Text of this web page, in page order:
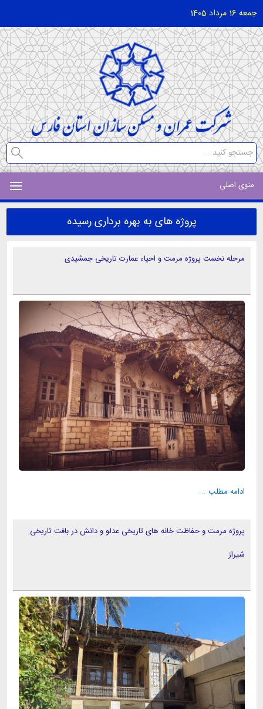
جمعه 16 مرداد 1405
منوی اصلی
پروژه های به بهره برداری رسیده
مرحله نخست پروژه مرمت و احیاء عمارت تاریخی جمشیدی
ادامه مطلب ...
پروژه مرمت و حفاظت خانه های تاریخی عدلو و دانش در بافت تاریخی
شیراز